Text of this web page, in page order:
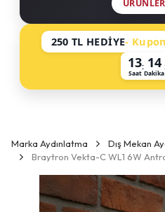
250 TL HEDİYE-
13
Saat
: 14
Dakika
Marka Aydınlatma
Dış Mekan
Braytron Vekta-C WL1 6W